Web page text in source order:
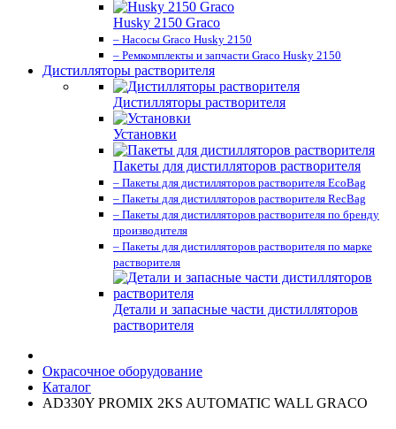
Husky 2150 Graco
– Насосы Graco Husky 2150
– Ремкомплекты и запчасти Graco Husky 2150
Дистилляторы растворителя
Дистилляторы растворителя
Установки
Пакеты для дистилляторов растворителя
– Пакеты для дистилляторов растворителя EcoBag
– Пакеты для дистилляторов растворителя RecBag
– Пакеты для дистилляторов растворителя по бренду
производителя
– Пакеты для дистилляторов растворителя по марке
растворителя
Детали и запасные части дистилляторов
растворителя
Окрасочное оборудование
Каталог
AD330Y PROMIX 2KS AUTOMATIC WALL GRACO